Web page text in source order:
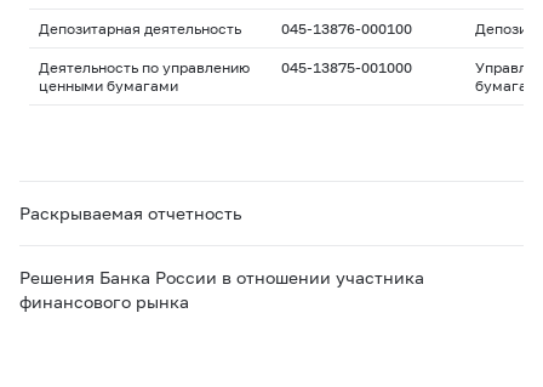
Депозитарная деятельность 045-13876-000100
Деятельность по управлению
ценными бумагами
045-13875-001000
Раскрываемая отчетность
Решения Банка России в отношении участника
финансового рынка